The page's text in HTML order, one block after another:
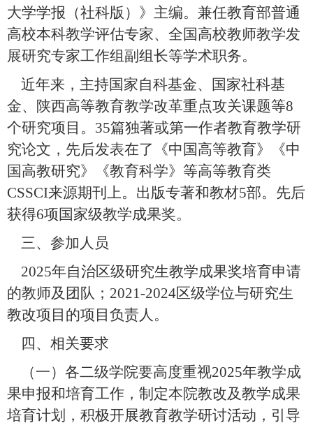
大学学报（社科版）》主编。兼任教育部普通
高校本科教学评估专家、全国高校教师教学发
展研究专家工作组副组长等学术职务。
近年来，主持国家自科基金、国家社科基
金、陕西高等教育教学改革重点攻关课题等8
个研究项目。 35篇独著或第一作者教育教学研
究论文，先后发表在了《中国高等教育》《中
国高教研究》《教育科学》等高等教育类
CSSCI来源期刊上。出版专著和教材5部。先后
获得6项国家级教学成果奖。
三、参加人员
2025年自治区级研究生教学成果奖培育申请
的教师及团队； 2021-2024区级学位与研究生
教改项目的项目负责人。
四、相关要求
（一）各二级学院要高度重视2025年教学成
果申报和培育工作，制定本院教改及教学成果
培育计划，积极开展教育教学研讨活动，引导